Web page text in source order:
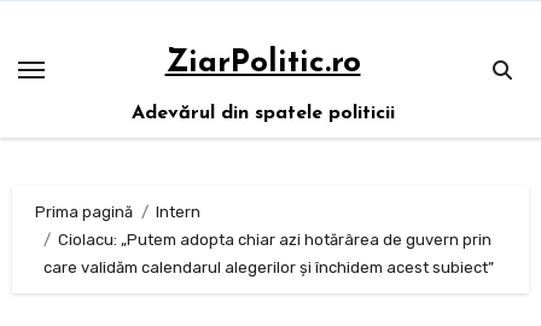
conținut
ZiarPolitic.ro
Adevărul din spatele politicii
Prima pagină
Intern
Ciolacu: „Putem adopta chiar azi hotărârea de guvern prin
care validăm calendarul alegerilor și închidem acest subiect”